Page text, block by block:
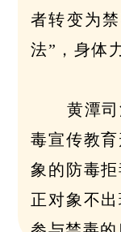
者转变为
法”，身体
黄潭
毒宣传教
象的防毒
正对象不